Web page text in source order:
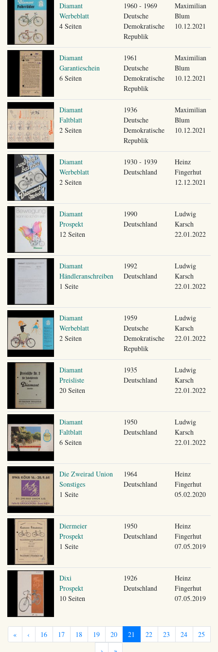
Diamant
Werbeblatt
4 Seiten
1960 - 1969
Deutsche
Demokratische
Republik
Maximilian
Blum
10.12.2021
Diamant
Garantieschein
6 Seiten
1961
Deutsche
Demokratische
Republik
Maximilian
Blum
10.12.2021
Diamant
Faltblatt
2 Seiten
1936
Deutsche
Demokratische
Republik
Maximilian
Blum
10.12.2021
Diamant
Werbeblatt
2 Seiten
1930 - 1939
Deutschland
Heinz
Fingerhut
12.12.2021
Diamant
Prospekt
12 Seiten
1990
Deutschland
Ludwig
Karsch
22.01.2022
Diamant
Händleranschreiben
1 Seite
1992
Deutschland
Ludwig
Karsch
22.01.2022
Diamant
Werbeblatt
2 Seiten
1959
Deutsche
Demokratische
Republik
Ludwig
Karsch
22.01.2022
Diamant
Preisliste
20 Seiten
1935
Deutschland
Ludwig
Karsch
22.01.2022
Diamant
Faltblatt
6 Seiten
1950
Deutschland
Ludwig
Karsch
22.01.2022
Die Zweirad Union
Sonstiges
1 Seite
1964
Deutschland
Heinz
Fingerhut
05.02.2020
Diermeier
Prospekt
1 Seite
1950
Deutschland
Heinz
Fingerhut
07.05.2019
Dixi
Prospekt
10 Seiten
1926
Deutschland
Heinz
Fingerhut
07.05.2019
« ‹ 16 17 18 19 20 21 22 23 24
25
›
»